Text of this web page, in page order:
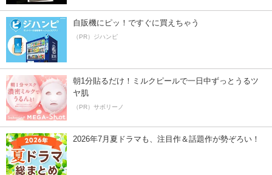
自販機にピッ！ですぐに買えちゃう
（PR）ジハンピ
朝1分貼るだけ！ミルクピールで一日中ずっとうるツ
ヤ肌
（PR）サボリーノ
2026年7月夏ドラマも、注目作＆話題作が勢ぞろい！